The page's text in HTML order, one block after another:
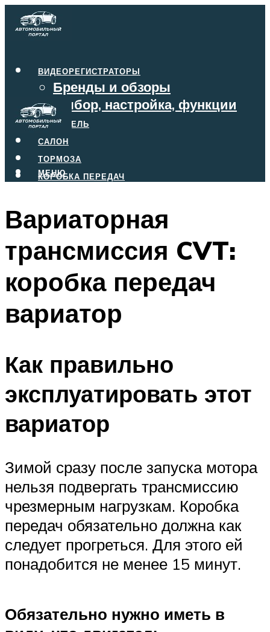
ВИДЕОРЕГИСТРАТОРЫ
Бренды и обзоры
Выбор, настройка, функции
ДВИГАТЕЛЬ
САЛОН
ТОРМОЗА
КОРОБКА ПЕРЕДАЧ
МЕНЮ
МЕНЮ
Вариаторная
трансмиссия CVT:
коробка передач
вариатор
Как правильно
эксплуатировать этот
вариатор
Зимой сразу после запуска мотора
нельзя подвергать трансмиссию
чрезмерным нагрузкам. Коробка
передач обязательно должна как
следует прогреться. Для этого ей
понадобится не менее 15 минут.
Обязательно нужно иметь в